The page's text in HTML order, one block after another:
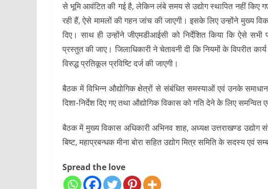
से भूमि आवंटित की गई है, लेकिन लंबे समय से उद्योग स्थापित नहीं किए
रही हैं, ऐसे मामलों की गहन जांच की जाएगी। इसके लिए उन्होंने मुख्य
दिए। साथ ही उन्होंने जीएमडीआईसी को निर्देशित किया कि ऐसे
प्रस्तुत की जाए। जिलाधिकारी ने चेतावनी दी कि नियमों के विपरीत
विरुद्ध प्रतिकूल प्रविष्टि दर्ज की जाएगी।
बैठक में विभिन्न औद्योगिक क्षेत्रों से संबंधित समस्याओं एवं उनके
दिशा-निर्देश दिए गए तथा औद्योगिक विकास को गति देने के लिए समन्वित
बैठक में मुख्य विकास अधिकारी अभिनव शाह, अध्यक्ष उत्तराखण्ड उद्योग
बिष्ट, महाप्रबन्धक मीना बोरा सहित उद्योग मित्र समिति के सदस्य एवं
Spread the love